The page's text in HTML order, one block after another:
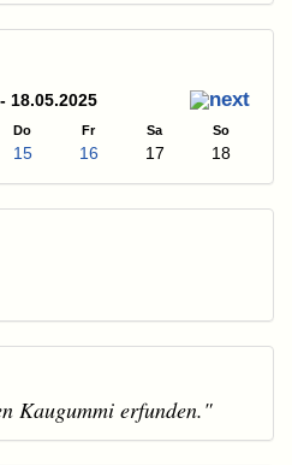
18.05.2025
Do Fr Sa So
15 16 17 18
Kaugummi erfunden."